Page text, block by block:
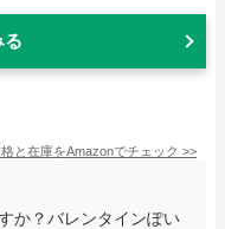
る
と在庫をAmazonでチェック >>
か？バレンタインぽい